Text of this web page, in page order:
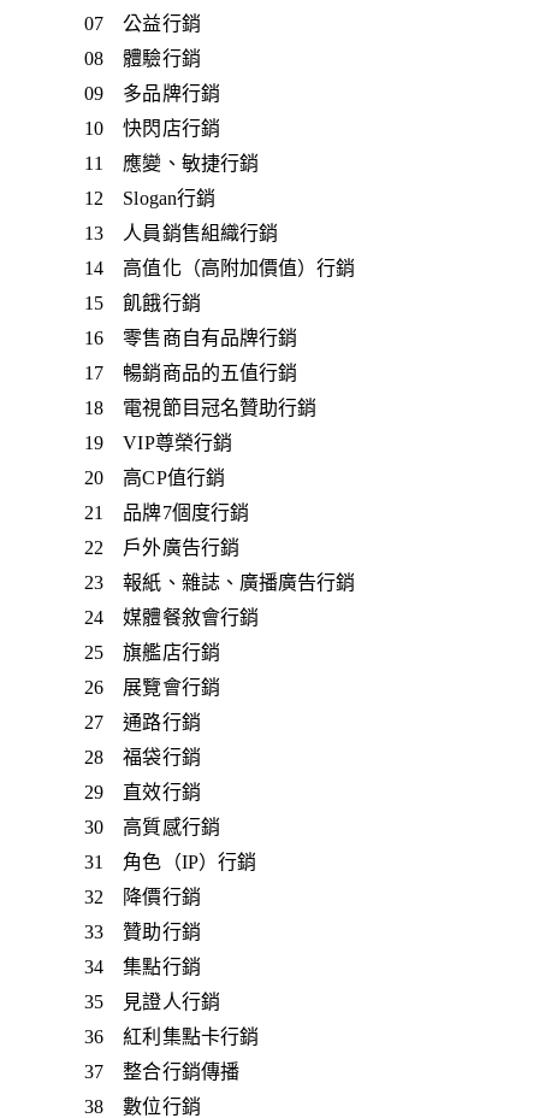
07 公益行銷
08 體驗行銷
09 多品牌行銷
10 快閃店行銷
11 應變、敏捷行銷
12 Slogan行銷
13 人員銷售組織行銷
14 高值化（高附加價值）行銷
15 飢餓行銷
16 零售商自有品牌行銷
17 暢銷商品的五值行銷
18 電視節目冠名贊助行銷
19 VIP尊榮行銷
20 高CP值行銷
21 品牌7個度行銷
22 戶外廣告行銷
23 報紙、雜誌、廣播廣告行銷
24 媒體餐敘會行銷
25 旗艦店行銷
26 展覽會行銷
27 通路行銷
28 福袋行銷
29 直效行銷
30 高質感行銷
31 角色（IP）行銷
32 降價行銷
33 贊助行銷
34 集點行銷
35 見證人行銷
36 紅利集點卡行銷
37 整合行銷傳播
38 數位行銷